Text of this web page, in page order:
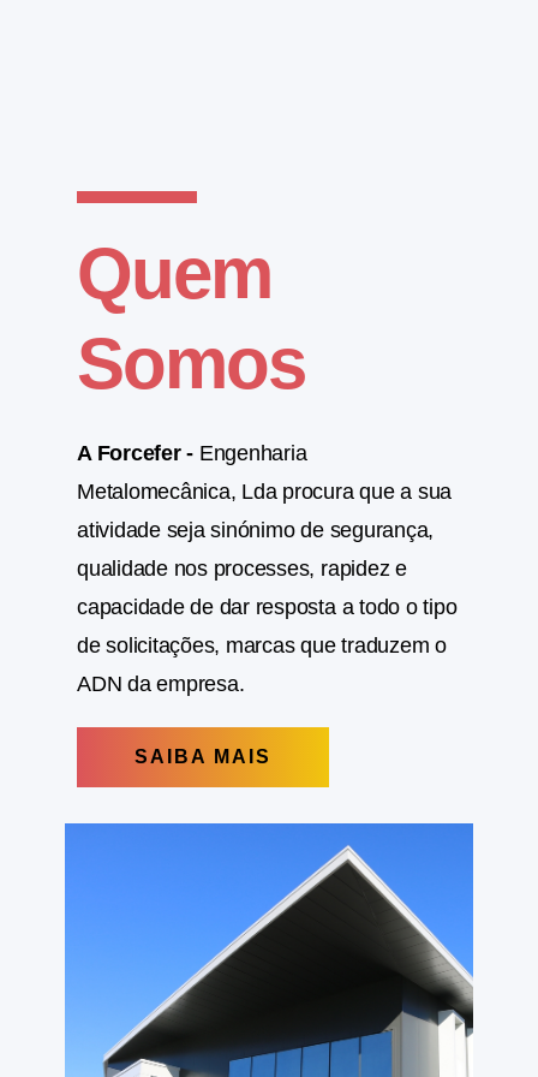
Quem
Somos
A Forcefer - Engenharia
Metalomecânica, Lda procura que a sua
atividade seja sinónimo de segurança,
qualidade nos processes, rapidez e
capacidade de dar resposta a todo o tipo
de solicitações, marcas que traduzem o
SAIBA MAIS